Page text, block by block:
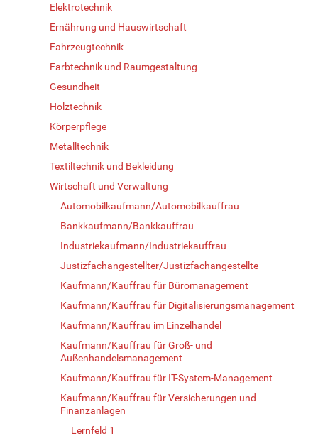
Elektrotechnik
Ernährung und Hauswirtschaft
Fahrzeugtechnik
Farbtechnik und Raumgestaltung
Gesundheit
Holztechnik
Körperpflege
Metalltechnik
Textiltechnik und Bekleidung
Wirtschaft und Verwaltung
Automobilkaufmann/Automobilkauffrau
Bankkaufmann/Bankkauffrau
Industriekaufmann/Industriekauffrau
Justizfachangestellter/Justizfachangestellte
Kaufmann/Kauffrau für Büromanagement
Kaufmann/Kauffrau für Digitalisierungsmanagement
Kaufmann/Kauffrau im Einzelhandel
Kaufmann/Kauffrau für Groß- und
Außenhandelsmanagement
Kaufmann/Kauffrau für IT-System-Management
Kaufmann/Kauffrau für Versicherungen und
Finanzanlagen
Lernfeld 1